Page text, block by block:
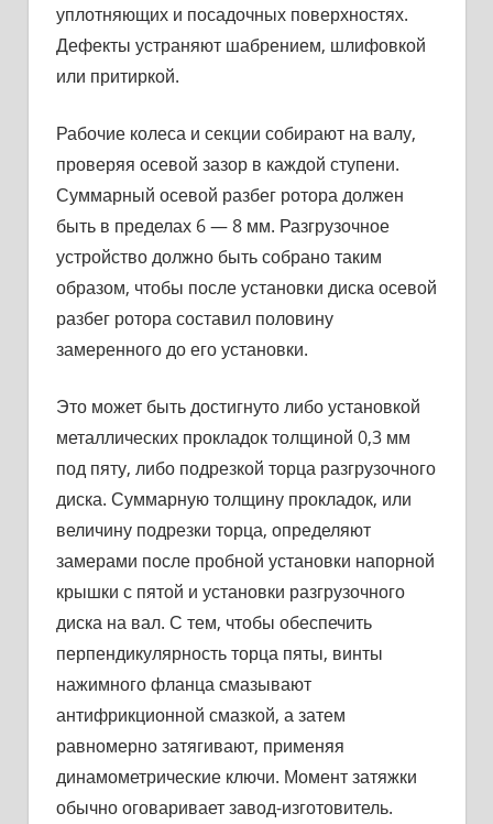
уплотняющих и посадочных поверхностях.
Дефекты устраняют шабрением, шлифовкой
или притиркой.
Рабочие колеса и секции собирают на валу,
проверяя осевой зазор в каждой ступени.
Суммарный осевой разбег ротора должен
быть в пределах 6 — 8 мм. Разгрузочное
устройство должно быть собрано таким
образом, чтобы после установки диска осевой
разбег ротора составил половину
замеренного до его уста­новки.
Это может быть достигнуто либо установкой
металлических прокладок толщиной 0,3 мм
под пяту, либо подрезкой торца раз­грузочного
диска. Суммарную толщину прокладок, или
величину подрезки торца, определяют
замерами после пробной установки напорной
крышки с пятой и установки разгрузочного
диска на вал. С тем, чтобы обеспечить
перпендикулярность торца пяты, винты
нажимного фланца смазывают
антифрикционной смазкой, а затем
равномерно затягивают, применяя
динамометрические ключи. Момент затяжки
обычно оговаривает завод-изготовитель.